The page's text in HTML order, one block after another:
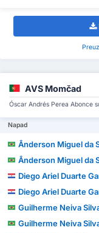
AVS Momčad
Óscar Andrés Perea Abonce
Napad
Ânderson Miguel da
Ânderson Miguel da
Diego Ariel Duarte
Diego Ariel Duarte
Guilherme Neiva
Guilherme Neiva